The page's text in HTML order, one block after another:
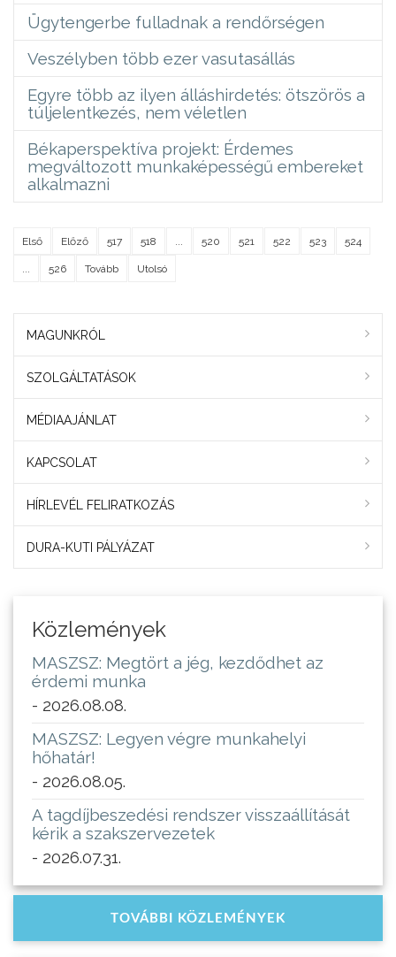
Ügytengerbe fulladnak a rendőrségen
Veszélyben több ezer vasutasállás
Egyre több az ilyen álláshirdetés: ötszörös a
túljelentkezés, nem véletlen
Békaperspektíva projekt: Érdemes
megváltozott munkaképességű embereket
alkalmazni
Első Előző 517 518 520 521 522 523 524
526 Tovább Utolsó
MAGUNKRÓL
SZOLGÁLTATÁSOK
MÉDIAAJÁNLAT
KAPCSOLAT
HÍRLEVÉL FELIRATKOZÁS
DURA-KUTI PÁLYÁZAT
Közlemények
MASZSZ: Megtört a jég, kezdődhet az
érdemi munka
- 2026.08.08.
MASZSZ: Legyen végre munkahelyi
hőhatár!
- 2026.08.05.
A tagdíjbeszedési rendszer visszaállítását
kérik a szakszervezetek
- 2026.07.31.
TOVÁBBI KÖZLEMÉNYEK